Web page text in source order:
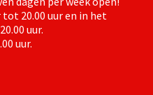
tot 20.00 uur en in het
uur.
uur.